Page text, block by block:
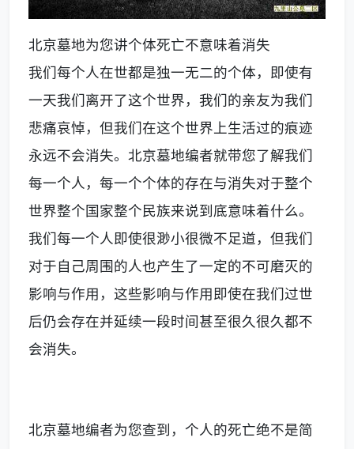
北京墓地为您讲个体死亡不意味着消失
我们每个人在世都是独一无二的个体，即使有
一天我们离开了这个世界，我们的亲友为我们
悲痛哀悼，但我们在这个世界上生活过的痕迹
永远不会消失。北京墓地编者就带您了解我们
每一个人，每一个个体的存在与消失对于整个
世界整个国家整个民族来说到底意味着什么。
我们每一个人即使很渺小很微不足道，但我们
对于自己周围的人也产生了一定的不可磨灭的
影响与作用，这些影响与作用即使在我们过世
后仍会存在并延续一段时间甚至很久很久都不
会消失。
北京墓地编者为您查到，个人的死亡绝不是简